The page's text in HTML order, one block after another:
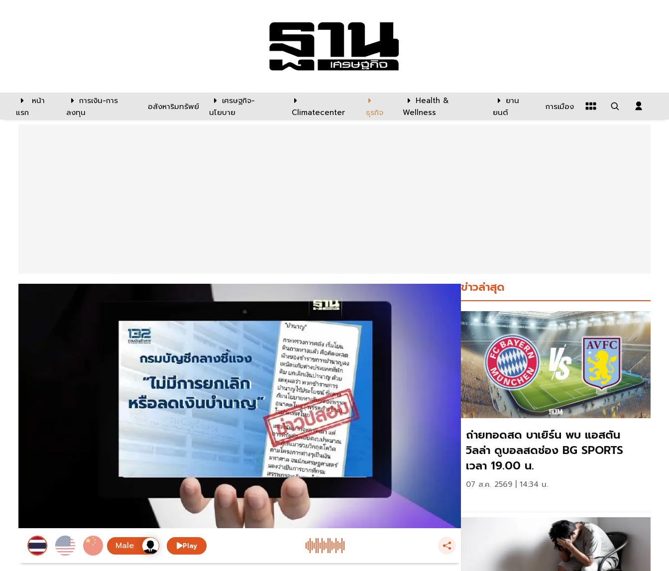
หน้า
แรก
การเงิน-การ
ลงทุน
อสังหาริมทรัพย์
เศรษฐกิจ-
นโยบาย
Climatecenter ธุรกิจ
Health &
Wellness
ยาน
ยนต์
การเมือง
Play
ข่าวล่าสุด
ถ่ายทอดสด บาเยิร์น พบ แอสตัน
วิลล่า ดูบอลสดช่อง BG SPORTS
เวลา 19.00 น.
07 ส.ค. 2569 | 14:34 น.